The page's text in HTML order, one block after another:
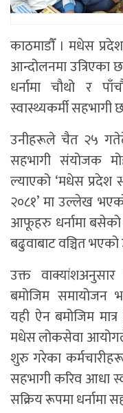
काठमाडाैँ । मधेस
आन्दोलनमा उत्रिएका
धर्नामा चौथो र
स्वास्थ्यकर्मी सहभागी
उनीहरूले चैत २५
सहभागी संयोजक
ल्याएको ‘मधेस प्रदेश
२०८१’ मा उल्लेख
आफूहरु धर्नामा
बढुवाबाट वञ्चित
उक्त
बमोजिम समायोजन
यही ऐन बमोजिम
मधेस लोकसेवा आयोगले
शुरु गरेका
सहभागी करिव आधा
सक्रिय रूपमा धर्नामा